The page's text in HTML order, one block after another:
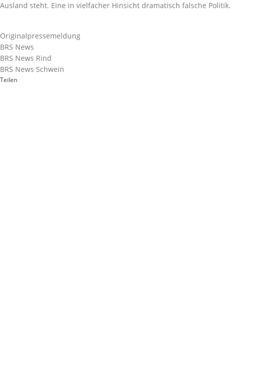
Ausland steht. Eine in vielfacher Hinsicht dramatisch falsche Politik.
Originalpressemeldung
BRS News
BRS News Rind
BRS News Schwein
Teilen